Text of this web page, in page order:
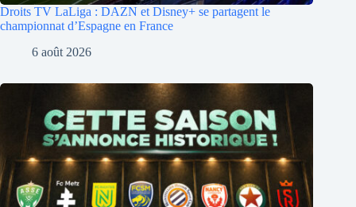
Droits TV LaLiga : DAZN et Disney+ se partagent le
championnat d’Espagne en France
6 août 2026